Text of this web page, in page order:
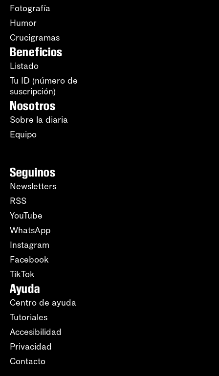
Fotografía
Humor
Crucigramas
Beneficios
Listado
Tu ID (número de
suscripción)
Nosotros
Sobre la diaria
Equipo
Seguinos
Newsletters
RSS
YouTube
WhatsApp
Instagram
Facebook
TikTok
Ayuda
Centro de ayuda
Tutoriales
Accesibilidad
Privacidad
Contacto